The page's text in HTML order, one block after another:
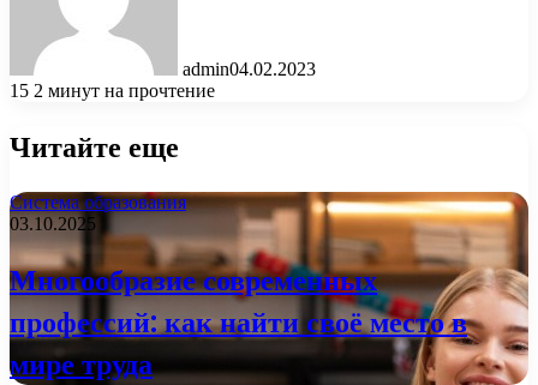
admin04.02.2023
15 2 минут на прочтение
Читайте еще
Система образования
03.10.2025
Многообразие современных
профессий: как найти своё место в
мире труда